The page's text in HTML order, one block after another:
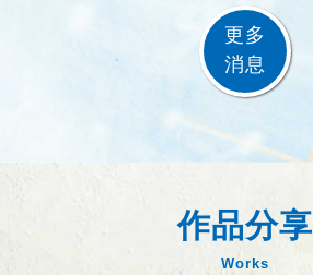
更多
消息
作品分享
Works